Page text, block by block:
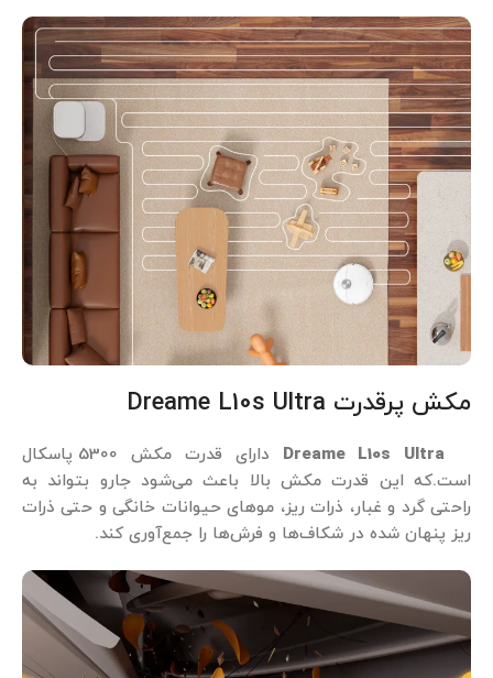
مکش پرقدرت Dreame L10s Ultra
دارای قدرت مکش 5300 پاسکال
است.که این قدرت مکش بالا باعث می‌شود جارو بتواند به
راحتی گرد و غبار، ذرات ریز، موهای حیوانات خانگی و حتی ذرات
ریز پنهان شده در شکاف‌ها و فرش‌ها را جمع‌آوری کند.